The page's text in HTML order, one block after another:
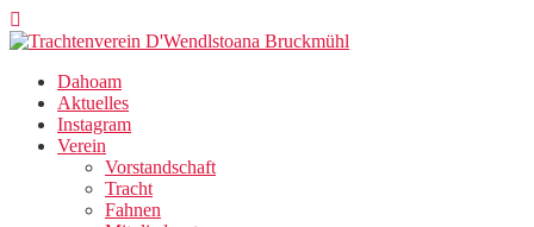
Zum
Inhalt
Dahoam
Aktuelles
Instagram
Verein
Vorstandschaft
Tracht
Fahnen